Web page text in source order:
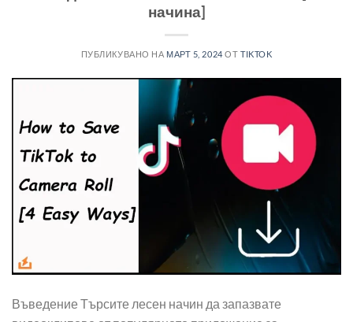
начина]
ПУБЛИКУВАНО НА МАРТ 5, 2024ОТ TIKTOK
Въведение Търсите лесен начин да запазвате